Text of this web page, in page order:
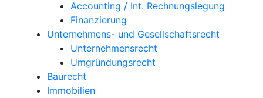
Accounting / Int. Rechnungslegung
Finanzierung
Unternehmens- und Gesellschaftsrecht
Unternehmensrecht
Umgründungsrecht
Baurecht
Immobilien